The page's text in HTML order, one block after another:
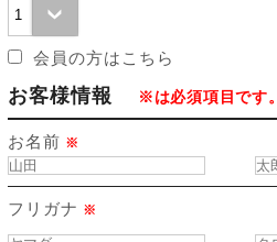
会員の方はこちら
お客様情報 ※は必須項目です。
お名前 ※
フリガナ ※